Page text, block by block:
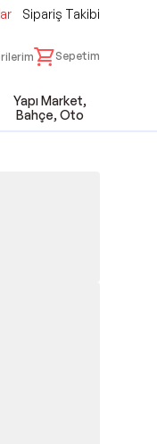
Sipariş Takibi
Sepetim
Yapı Market,
Bahçe, Oto